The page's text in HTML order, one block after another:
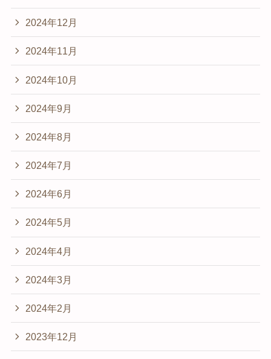
2024年12月
2024年11月
2024年10月
2024年9月
2024年8月
2024年7月
2024年6月
2024年5月
2024年4月
2024年3月
2024年2月
2023年12月